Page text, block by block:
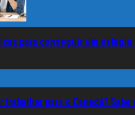
para conseguir um
trabalhar para o Canadá? Sabe